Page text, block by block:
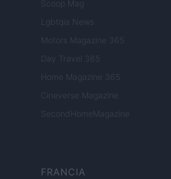
Scoop Mag
Lgbtqia News
Motors Magazine 365
Day Travel 365
Home Magazine 365
Cineverse Magazine
SecondHomeMagazine
FRANCIA